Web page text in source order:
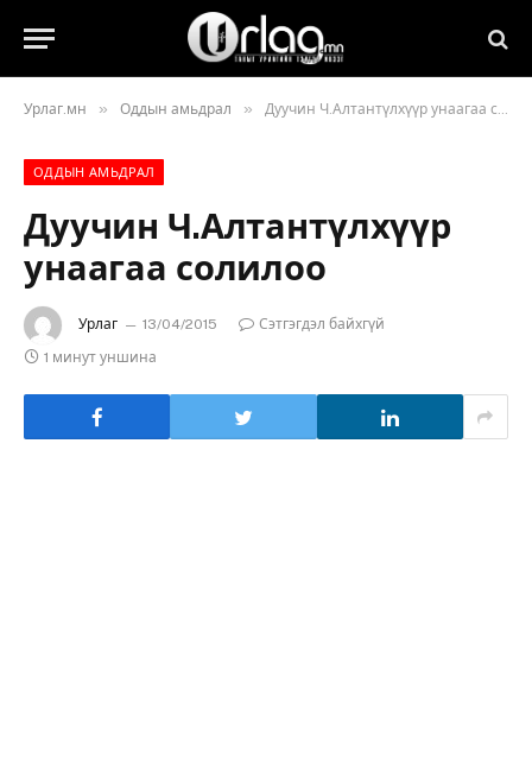
Урлаг.мн » Оддын амьдрал » Дуучин Ч.Алтантүлхүүр унаагаа солилоо
ОДДЫН АМЬДРАЛ
Дуучин Ч.Алтантүлхүүр
унаагаа солилоо
Урлаг 13/04/2015
Сэтгэгдэл байхгүй
1 минут уншина